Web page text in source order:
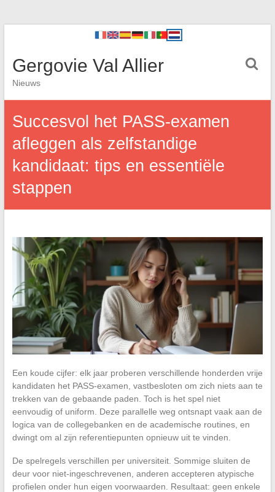
Gergovie Val Allier
Nieuws
Succesvol het PASS-examen
afleggen als zelfstandige
kandidaat: tips en essentiële
stappen
Een koude cijfer: elk jaar proberen verschillende honderden vrije
kandidaten het PASS-examen, vastbesloten om zich niets aan te
trekken van de gebaande paden. Toch is het spel niet
eenvoudig of uniform. Deze parallelle weg ontsnapt vaak aan de
logica van de collegebanken en de academische routines, en
dwingt om al zijn referentiepunten opnieuw uit te vinden.
De spelregels verschillen per universiteit. Sommige sluiten de
deur voor niet-ingeschrevenen, anderen accepteren atypische
profielen onder hun eigen voorwaarden. Resultaat: geen enkele